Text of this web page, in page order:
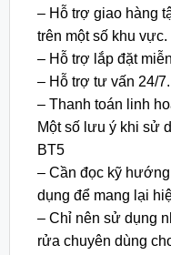
– Hỗ trợ giao hàng
trên một số khu vực.
– Hỗ trợ lắp đặt
– Hỗ trợ tư vấn 24/7.
– Thanh toán linh
Một số lưu ý khi sử
BT5
– Cần đọc kỹ
dụng để mang lại
– Chỉ nên sử dụng
rửa chuyên dùng